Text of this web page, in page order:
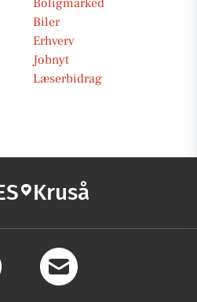
Boligmarked
Biler
Erhverv
Jobnyt
Læserbidrag
Kruså